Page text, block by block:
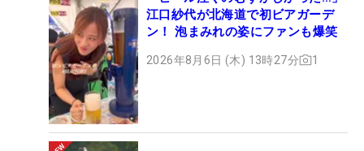
江口紗代が北海道で初ビアガーデ
ン！ 泡まみれの姿にファンも爆笑
2026年8月6日 (木) 13時27分 1